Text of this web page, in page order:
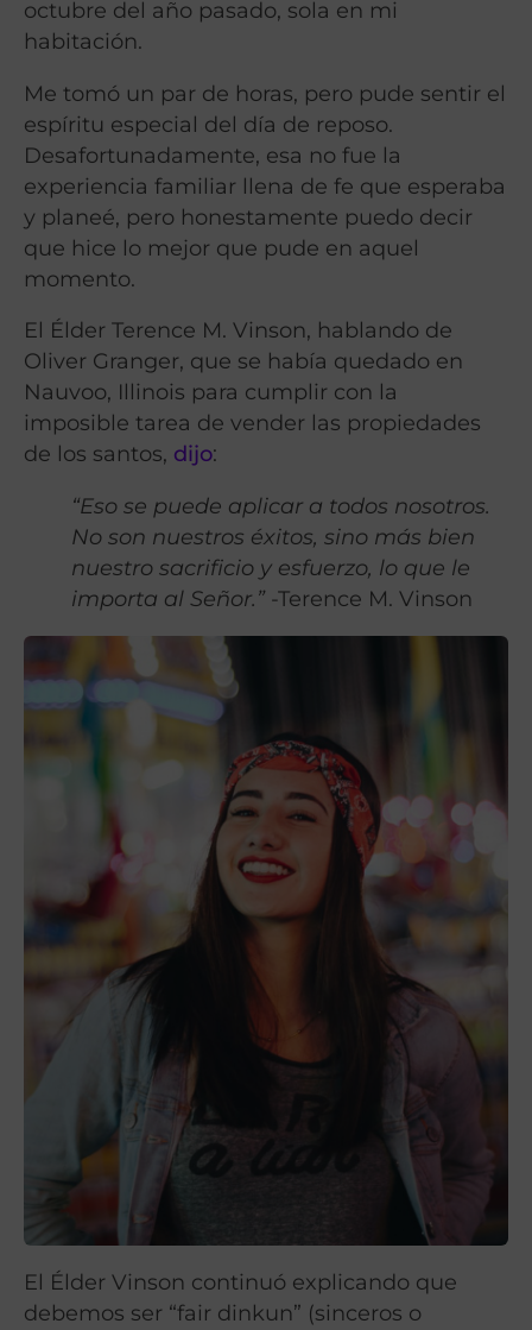
octubre del año pasado, sola en mi
habitación.
Me tomó un par de horas, pero pude sentir el
espíritu especial del día de reposo.
Desafortunadamente, esa no fue la
experiencia familiar llena de fe que esperaba
y planeé, pero honestamente puedo decir
que hice lo mejor que pude en aquel
momento.
El Élder Terence M. Vinson, hablando de
Oliver Granger, que se había quedado en
Nauvoo, Illinois para cumplir con la
imposible tarea de vender las propiedades
de los santos, dijo:
“Eso se puede aplicar a todos nosotros.
No son nuestros éxitos, sino más bien
nuestro sacrificio y esfuerzo, lo que le
importa al Señor.”-Terence M. Vinson
El Élder Vinson continuó explicando que
debemos ser “fair dinkun” (sinceros o